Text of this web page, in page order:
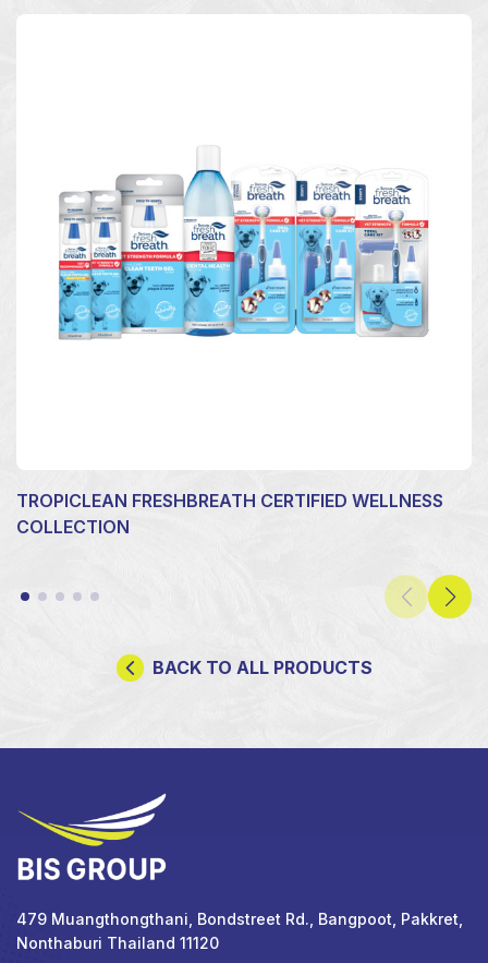
TROPICLEAN FRESHBREATH CERTIFIED WELLNESS
COLLECTION
BACK TO ALL PRODUCTS
479 Muangthongthani, Bondstreet Rd., Bangpoot, Pakkret,
Nonthaburi Thailand 11120